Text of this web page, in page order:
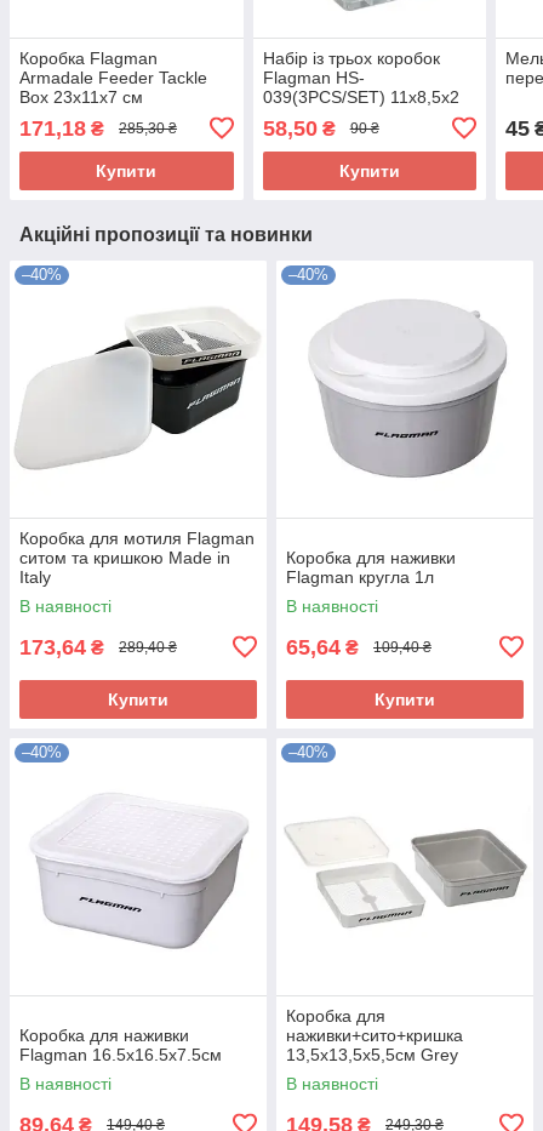
Коробка Flagman
Armadale Feeder Tackle
Box 23x11x7 см
171,18 ₴ 285,30 ₴
Купити
Набір із трьох коробок
Flagman HS-
039(3PCS/SET) 11х8,5х2
58,50₴ 90 ₴
Купити
45
Акційні пропозиції та новинки
–40%
Коробка для мотиля Flagman
ситом та кришкою Made in
Italy
В наявності
173,64 ₴ 289,40 ₴
Купити
–40%
Коробка для наживки
Flagman кругла 1л
В наявності
65,64 ₴ 109,40 ₴
Купити
–40%
Коробка для наживки
Flagman 16.5x16.5x7.5см
В наявності
89,64 ₴ 149,40 ₴
–40%
Коробка для
наживки+сито+кришка
13,5х13,5х5,5см Grey
Box+Cover+Riddle
В наявності
149,58 ₴ 249,30 ₴